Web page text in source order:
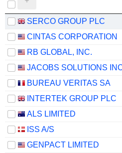
SERCO GROUP PLC
CINTAS CORPORATION
RB GLOBAL, INC.
JACOBS SOLUTIONS
BUREAU VERITAS SA
INTERTEK GROUP PLC
ALS LIMITED
ISS A/S
GENPACT LIMITED